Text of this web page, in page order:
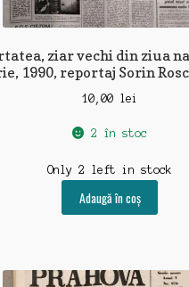
ziar vechi din ziua
1990, reportaj Sorin
10,00 lei
2 în stoc
Only 2 left in stock
Adaugă în coș